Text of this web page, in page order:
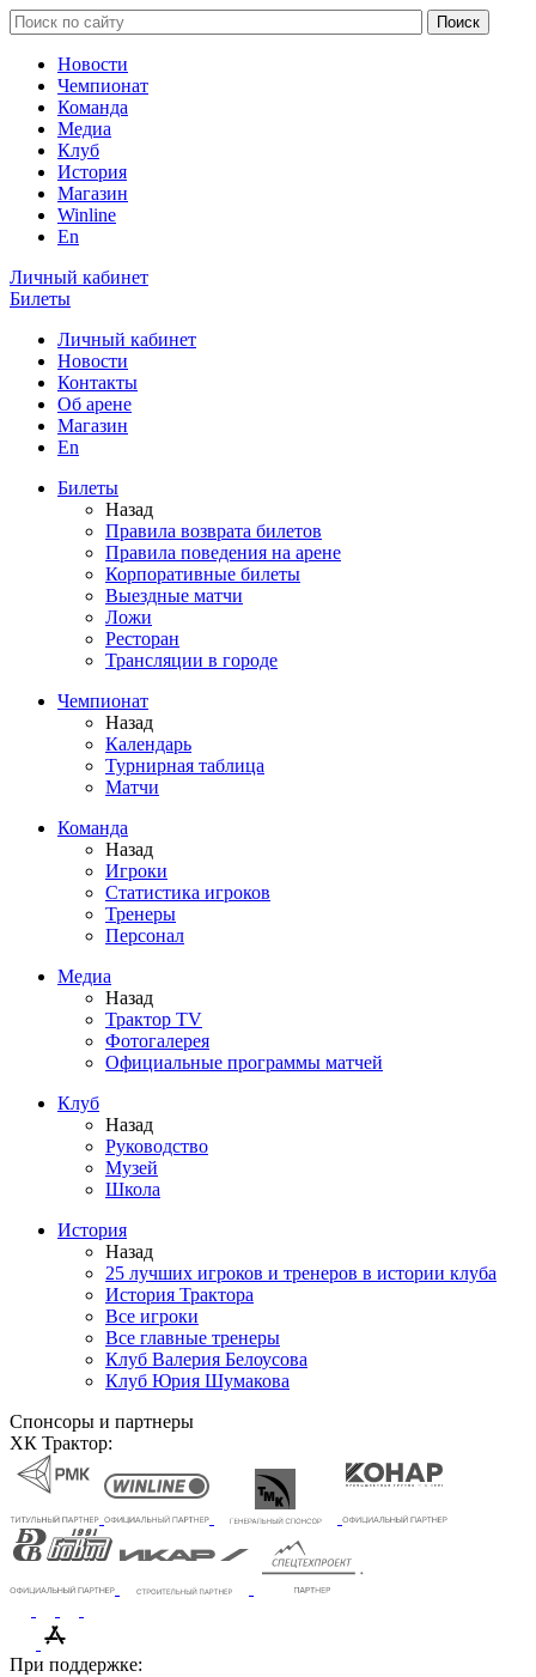
Новости
Чемпионат
Команда
Медиа
Клуб
История
Магазин
Winline
En
Личный кабинет
Билеты
Личный кабинет
Новости
Контакты
Об арене
Магазин
En
Билеты
Назад
Правила возврата билетов
Правила поведения на арене
Корпоративные билеты
Выездные матчи
Ложи
Ресторан
Трансляции в городе
Чемпионат
Назад
Календарь
Турнирная таблица
Матчи
Команда
Назад
Игроки
Статистика игроков
Тренеры
Персонал
Медиа
Назад
Трактор TV
Фотогалерея
Официальные программы матчей
Клуб
Назад
Руководство
Музей
Школа
История
Назад
25 лучших игроков и тренеров в истории клуба
История Трактора
Все игроки
Все главные тренеры
Клуб Валерия Белоусова
Клуб Юрия Шумакова
Спонсоры и партнеры
ХК Трактор:
При поддержке: